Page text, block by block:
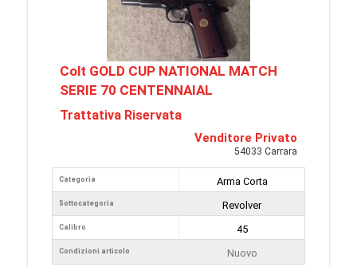
Colt GOLD CUP NATIONAL MATCH
SERIE 70 CENTENNAIAL
Trattativa Riservata
Venditore Privato
54033 Carrara
Categoria
Sottocategoria
Calibro
Condizioni articolo
Arma Corta
Revolver
45
Nuovo